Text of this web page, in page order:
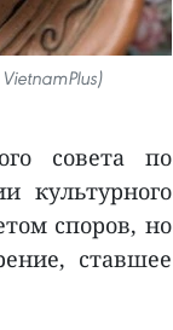
совета по
культурного
споров, но
ставшее